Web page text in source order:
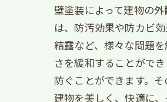
壁塗装によって建物の
は、防汚効果や防カビ
結露など、様々な問題
さを緩和することがで
防ぐことができます。
建物を美しく、快適に